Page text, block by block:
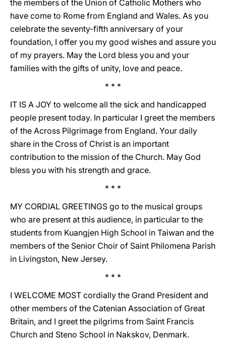
the members of the Union of Catholic Mothers who
have come to Rome from England and Wales. As you
celebrate the seventy-fifth anniversary of your
foundation, I offer you my good wishes and assure you
of my prayers. May the Lord bless you and your
families with the gifts of unity, love and peace.
* * *
IT IS A JOY to welcome all the sick and handicapped
people present today. In particular I greet the members
of the Across Pilgrimage from England. Your daily
share in the Cross of Christ is an important
contribution to the mission of the Church. May God
bless you with his strength and grace.
* * *
MY CORDIAL GREETINGS go to the musical groups
who are present at this audience, in particular to the
students from Kuangjen High School in Taiwan and the
members of the Senior Choir of Saint Philomena Parish
in Livingston, New Jersey.
* * *
I WELCOME MOST cordially the Grand President and
other members of the Catenian Association of Great
Britain, and I greet the pilgrims from Saint Francis
Church and Steno School in Nakskov, Denmark.